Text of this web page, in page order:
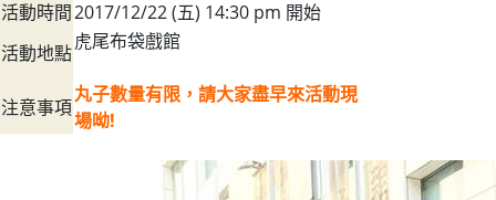
活動時間2017/12/22 (五) 14:30 pm 開始
活動地點虎尾布袋戲館
注意事項
丸子數量有限，請大家盡早來活動現
場呦!